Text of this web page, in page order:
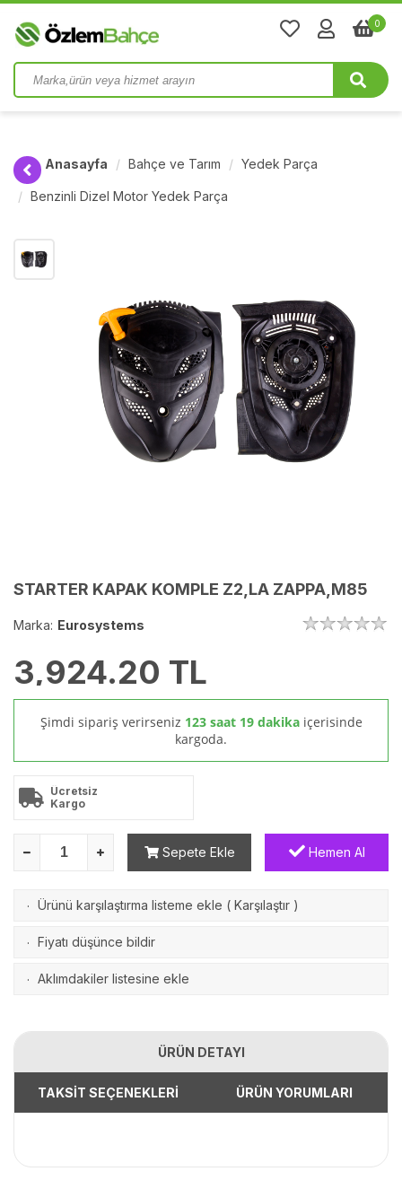
0
Anasayfa Bahçe ve Tarım Yedek Parça
Benzinli Dizel Motor Yedek Parça
STARTER KAPAK KOMPLE Z2,LA ZAPPA,M85
Marka: Eurosystems
3,924.20 TL
Şimdi sipariş verirseniz 123 saat 19 dakika içerisinde
kargoda.
Ücretsiz
Kargo
Sepete Ekle Hemen Al
· Ürünü karşılaştırma listeme ekle ( Karşılaştır )
· Fiyatı düşünce bildir
· Aklımdakiler listesine ekle
ÜRÜN DETAYI
TAKSİT SEÇENEKLERİ ÜRÜN YORUMLARI